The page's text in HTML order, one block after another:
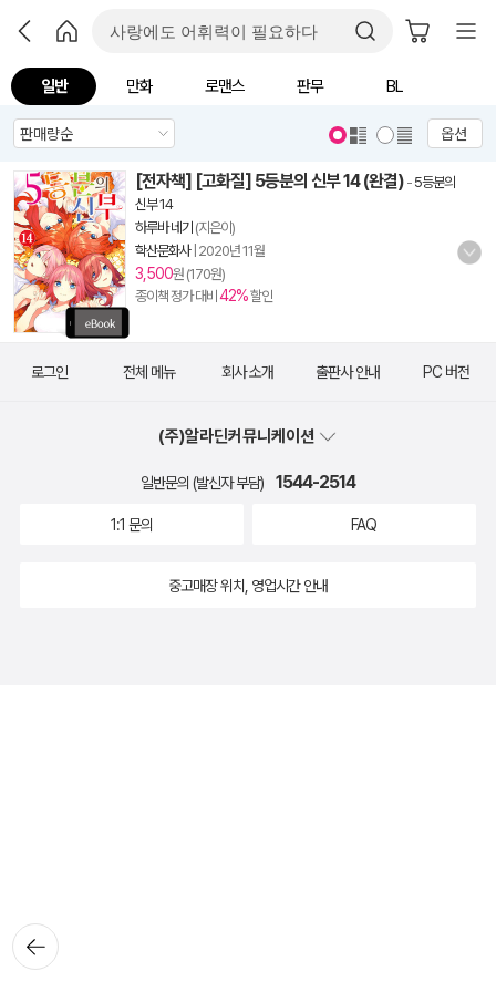
일반 만화 로맨스 판무 BL
옵션
[전자책] [고화질] 5등분의 신부 14 (완결) - 5등분의
신부 14
하루바 네기 (지은이)
학산문화사| 2020년 11월
3,500원 (170원)
종이책 정가 대비 42%할인
뒤로가
기
로그인 전체 메뉴 회사 소개 출판사 안내 PC 버전
(주)알라딘커뮤니케이션
일반문의 (발신자 부담) 1544-2514
1:1 문의 FAQ
중고매장 위치, 영업시간 안내